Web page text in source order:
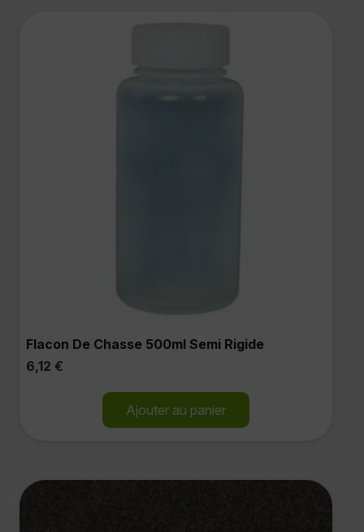
Flacon De Chasse 500ml Semi Rigide
6,12 €
Ajouter au panier